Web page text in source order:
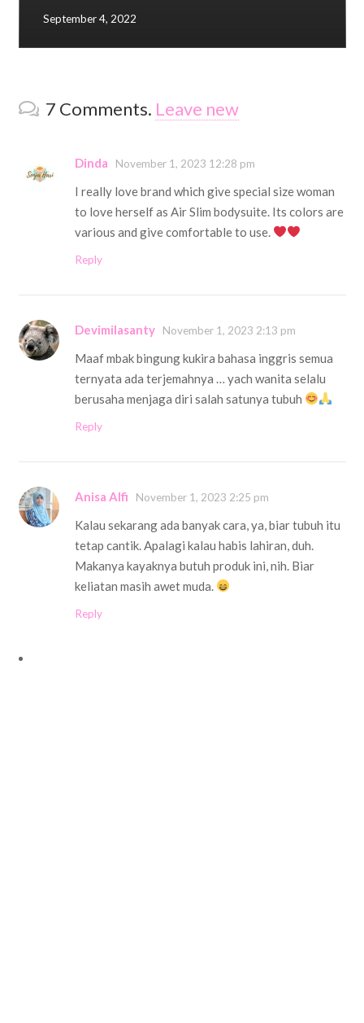
September 4, 2022
7 Comments. Leave new
Dinda November 1, 2023 12:28 pm
I really love brand which give special size woman
to love herself as Air Slim bodysuite. Its colors are
various and give comfortable to use.
Reply
Devimilasanty November 1, 2023 2:13 pm
Maaf mbak bingung kukira bahasa inggris semua
ternyata ada terjemahnya … yach wanita selalu
berusaha menjaga diri salah satunya tubuh
Reply
Anisa Alfi November 1, 2023 2:25 pm
Kalau sekarang ada banyak cara, ya, biar tubuh itu
tetap cantik. Apalagi kalau habis lahiran, duh.
Makanya kayaknya butuh produk ini, nih. Biar
keliatan masih awet muda.
Reply